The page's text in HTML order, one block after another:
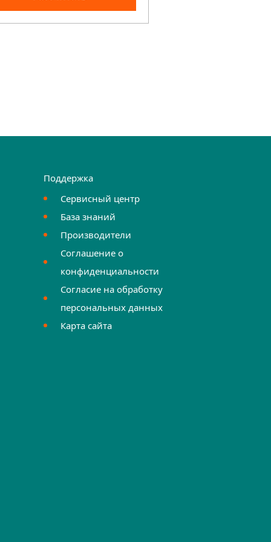
Поддержка
Сервисный центр
База знаний
Производители
Соглашение о
конфиденциальности
Согласие на обработку
персональных данных
Карта сайта